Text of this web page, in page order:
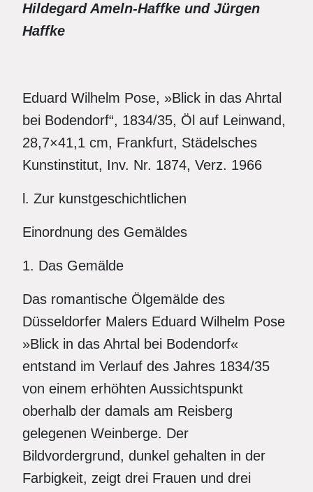
Hildegard Ameln-Haffke und Jürgen
Haffke
Eduard Wilhelm Pose, »Blick in das Ahrtal
bei Bodendorf“, 1834/35, Öl auf Leinwand,
28,7×41,1 cm, Frankfurt, Städelsches
Kunstinstitut, Inv. Nr. 1874, Verz. 1966
l. Zur kunstgeschichtlichen
Einordnung des Gemäldes
1. Das Gemälde
Das romantische Ölgemälde des
Düsseldorfer Malers Eduard Wilhelm Pose
»Blick in das Ahrtal bei Bodendorf«
entstand im Verlauf des Jahres 1834/35
von einem erhöhten Aussichtspunkt
oberhalb der damals am Reisberg
gelegenen Weinberge. Der
Bildvordergrund, dunkel gehalten in der
Farbigkeit, zeigt drei Frauen und drei